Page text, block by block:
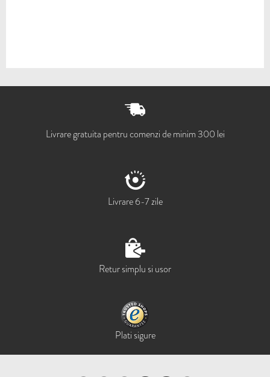
Livrare gratuita pentru comenzi de minim 300 lei
Livrare 6-7 zile
Retur simplu si usor
Plati sigure